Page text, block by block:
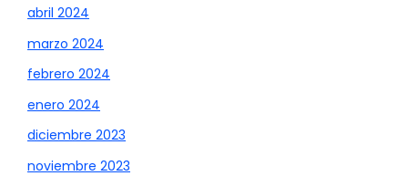
abril 2024
marzo 2024
febrero 2024
enero 2024
diciembre 2023
noviembre 2023